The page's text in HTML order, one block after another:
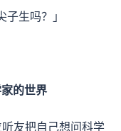
生吗？」
的世界
友把自己想问科学